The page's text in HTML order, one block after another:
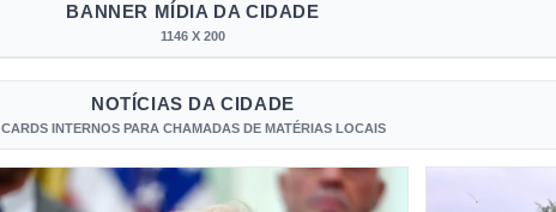
BANNER MÍDIA DA CIDADE
1146 X 200
NOTÍCIAS DA CIDADE
CARDS INTERNOS PARA CHAMADAS DE MATÉRIAS LOCAIS